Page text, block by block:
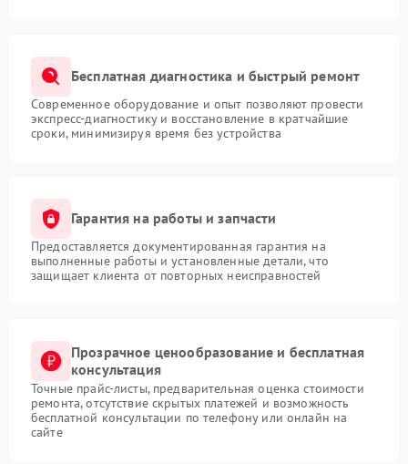
Бесплатная диагностика и быстрый ремонт
Современное оборудование и опыт позволяют провести
экспресс-диагностику и восстановление в кратчайшие
сроки, минимизируя время без устройства
Гарантия на работы и запчасти
Предоставляется документированная гарантия на
выполненные работы и установленные детали, что
защищает клиента от повторных неисправностей
Прозрачное ценообразование и бесплатная
консультация
Точные прайс-листы, предварительная оценка стоимости
ремонта, отсутствие скрытых платежей и возможность
бесплатной консультации по телефону или онлайн на
сайте